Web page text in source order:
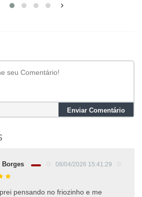
Enviar Comentário
Borges 08/04/2026 15:41:29
pensando no friozinho e me